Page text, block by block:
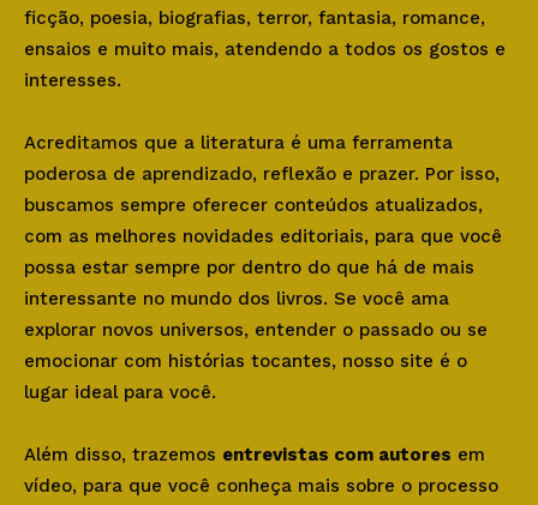
ficção, poesia, biografias, terror, fantasia, romance,
ensaios e muito mais, atendendo a todos os gostos e
interesses.
Acreditamos que a literatura é uma ferramenta
poderosa de aprendizado, reflexão e prazer. Por isso,
buscamos sempre oferecer conteúdos atualizados,
com as melhores novidades editoriais, para que você
possa estar sempre por dentro do que há de mais
interessante no mundo dos livros. Se você ama
explorar novos universos, entender o passado ou se
emocionar com histórias tocantes, nosso site é o
lugar ideal para você.
Além disso, trazemos entrevistas com autores em
vídeo, para que você conheça mais sobre o processo